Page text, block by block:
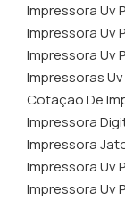
Impressora Uv
Impressora Uv
Impressora Uv
Impressoras Uv
Cotação De
Impressora
Impressora
Impressora Uv
Impressora Uv